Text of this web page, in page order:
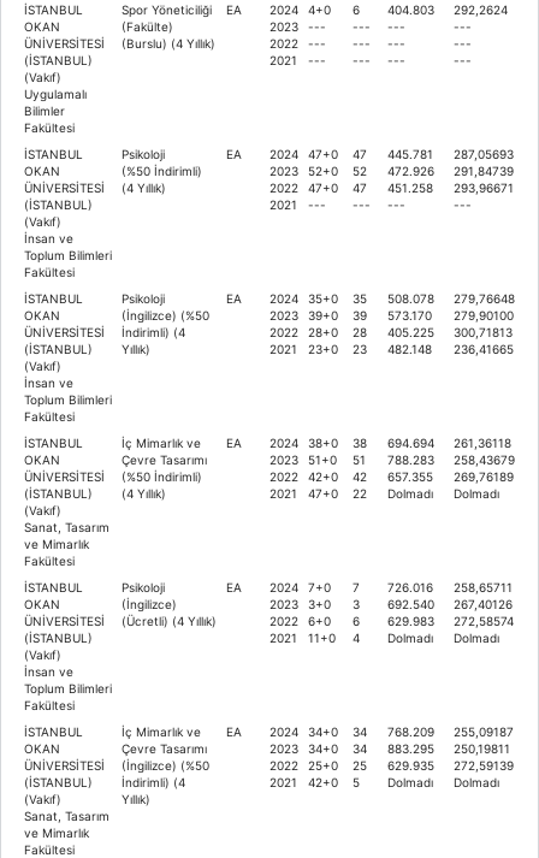
İSTANBUL
OKAN
ÜNİVERSİTESİ
(İSTANBUL)
(Vakıf)
Uygulamalı
Bilimler
Fakültesi
Spor Yöneticiliği
(Fakülte)
(Burslu) (4 Yıllık)
EA
2024
2023
2022
2021
4+0
---
---
---
6
---
---
---
404.803
---
---
---
292,2624
---
---
---
İSTANBUL
OKAN
ÜNİVERSİTESİ
(İSTANBUL)
(Vakıf)
İnsan ve
Toplum Bilimleri
Fakültesi
Psikoloji
(%50 İndirimli)
(4 Yıllık)
EA
2024
2023
2022
2021
47+0
52+0
47+0
---
47
52
47
---
445.781
472.926
451.258
---
287,05693
291,84739
293,96671
---
İSTANBUL
OKAN
ÜNİVERSİTESİ
(İSTANBUL)
(Vakıf)
İnsan ve
Toplum Bilimleri
Fakültesi
Psikoloji
(İngilizce) (%50
İndirimli) (4
Yıllık)
EA
2024
2023
2022
2021
35+0
39+0
28+0
23+0
35
39
28
23
508.078
573.170
405.225
482.148
279,76648
279,90100
300,71813
236,41665
İSTANBUL
OKAN
ÜNİVERSİTESİ
(İSTANBUL)
(Vakıf)
Sanat, Tasarım
ve Mimarlık
Fakültesi
İç Mimarlık ve
Çevre Tasarımı
(%50 İndirimli)
(4 Yıllık)
EA
2024
2023
2022
2021
38+0
51+0
42+0
47+0
38
51
42
22
694.694
788.283
657.355
Dolmadı
261,36118
258,43679
269,76189
Dolmadı
İSTANBUL
OKAN
ÜNİVERSİTESİ
(İSTANBUL)
(Vakıf)
İnsan ve
Toplum Bilimleri
Fakültesi
Psikoloji
(İngilizce)
(Ücretli) (4 Yıllık)
EA
2024
2023
2022
2021
7+0
3+0
6+0
11+0
7
3
6
4
726.016
692.540
629.983
Dolmadı
258,65711
267,40126
272,58574
Dolmadı
İSTANBUL
OKAN
ÜNİVERSİTESİ
(İSTANBUL)
(Vakıf)
Sanat, Tasarım
ve Mimarlık
Fakültesi
İç Mimarlık ve
Çevre Tasarımı
(İngilizce) (%50
İndirimli) (4
Yıllık)
EA
2024
2023
2022
2021
34+0
34+0
25+0
42+0
34
34
25
5
768.209
883.295
629.935
Dolmadı
255,09187
250,19811
272,59139
Dolmadı